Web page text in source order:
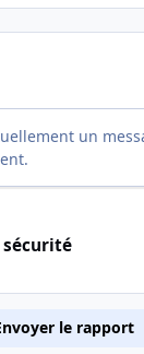
un
le rapport